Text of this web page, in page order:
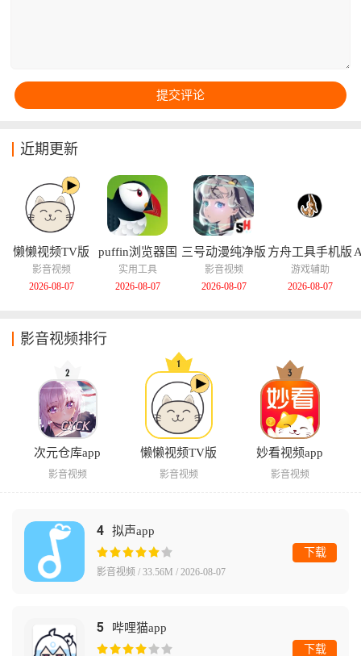
近期更新
懒懒视频TV版
影音视频
2026-08-07
puffin浏览器国
际版
实用工具
2026-08-07
三号动漫纯净版
影音视频
2026-08-07
方舟工具手机版
游戏辅助
2026-08-07
影音视频排行
次元仓库app
影音视频
懒懒视频TV版
影音视频
妙看视频app
影音视频
4 拟声app
影音视频 / 33.56M / 2026-08-07
下载
5 哔哩猫app
下载